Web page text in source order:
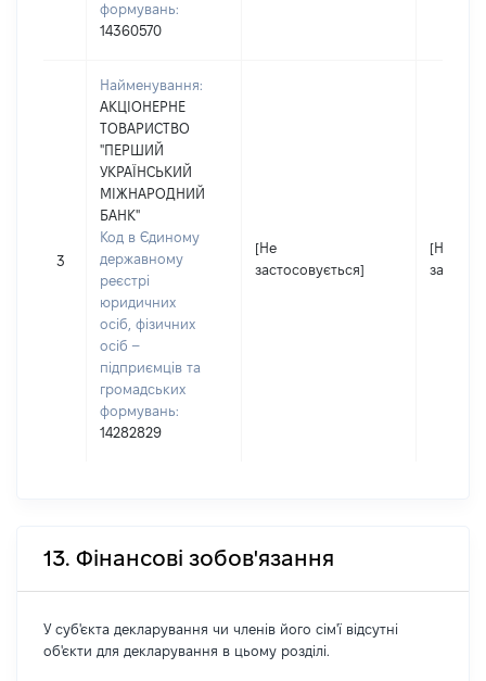
формувань:
14360570
3
Найменування:
АКЦІОНЕРНЕ
ТОВАРИСТВО
"ПЕРШИЙ
УКРАЇНСЬКИЙ
МІЖНАРОДНИЙ
БАНК"
Код в Єдиному
державному
реєстрі
юридичних
осіб, фізичних
осіб –
підприємців та
громадських
формувань:
14282829
[Не
застосовується]
[Не
13. Фінансові зобов'язання
У суб'єкта декларування чи членів його сім'ї відсутні
об'єкти для декларування в цьому розділі.